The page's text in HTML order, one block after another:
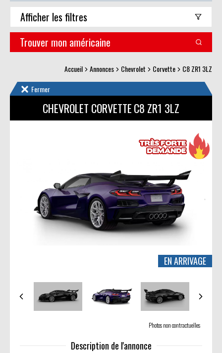
Afficher les filtres
Trouver mon américaine
Accueil Annonces Chevrolet Corvette
C8 ZR1 3LZ
Fermer
CHEVROLET CORVETTEC8 ZR1 3LZ
EN ARRIVAGE
Photos non contractuelles
Description de l'annonce